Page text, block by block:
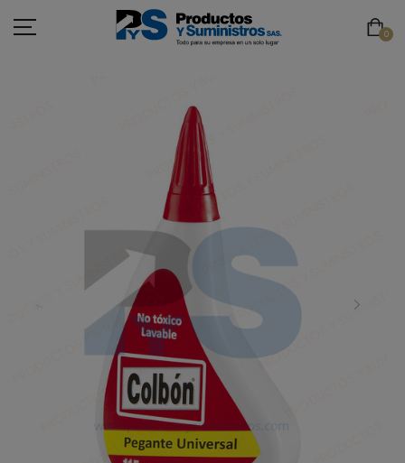
0
CAFETERÍA
SEGURIDAD INDUSTRIAL
TECNOLOGÍA
MOBILIARIO